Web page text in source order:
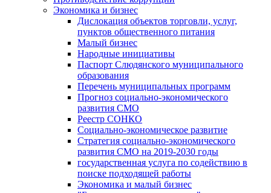
Экономика и бизнес
Дислокация объектов торговли, услуг,
пунктов общественного питания
Малый бизнес
Народные инициативы
Паспорт Слюдянского муниципального
образования
Перечень муниципальных программ
Прогноз социально-экономического
развития СМО
Реестр СОНКО
Социально-экономическое развитие
Стратегия социально-экономического
развития СМО на 2019-2030 годы
государственная услуга по содействию в
поиске подходящей работы
Экономика и малый бизнес